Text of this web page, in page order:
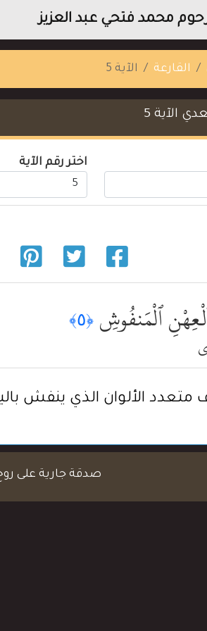
محمد فتحي عبد العزيز
القارعة الآية 5
الآية 5
اختر رقم الآية
ٱلْمَنفُوشِ ﴿٥﴾
متعدد الألوان الذي ينفش
صدقة جارية على